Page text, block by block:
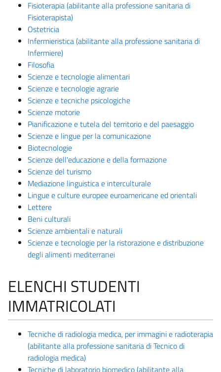
Fisioterapia (abilitante alla professione sanitaria di
Fisioterapista)
Ostetricia
Infermieristica (abilitante alla professione sanitaria di
Infermiere)
Filosofia
Scienze e tecnologie alimentari
Scienze e tecnologie agrarie
Scienze e tecniche psicologiche
Scienze motorie
Pianificazione e tutela del territorio e del paesaggio
Scienze e lingue per la comunicazione
Biotecnologie
Scienze dell'educazione e della formazione
Scienze del turismo
Mediazione linguistica e interculturale
Lingue e culture europee euroamericane ed orientali
Lettere
Beni culturali
Scienze ambientali e naturali
Scienze e tecnologie per la ristorazione e distribuzione
degli alimenti mediterranei
ELENCHI STUDENTI
IMMATRICOLATI
Tecniche di radiologia medica, per immagini e radioterapia
(abilitante alla professione sanitaria di Tecnico di
radiologia medica)
Tecniche di laboratorio biomedico (abilitante alla